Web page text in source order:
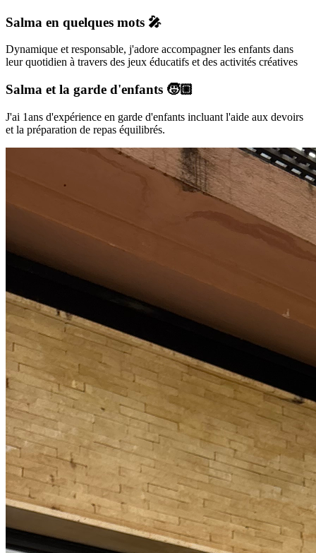
Salma en quelques mots 🎤
Dynamique et responsable, j'adore accompagner les enfants dans
leur quotidien à travers des jeux éducatifs et des activités créatives
Salma et la garde d'enfants 🧒🏼
J'ai 1ans d'expérience en garde d'enfants incluant l'aide aux devoirs
et la préparation de repas équilibrés.